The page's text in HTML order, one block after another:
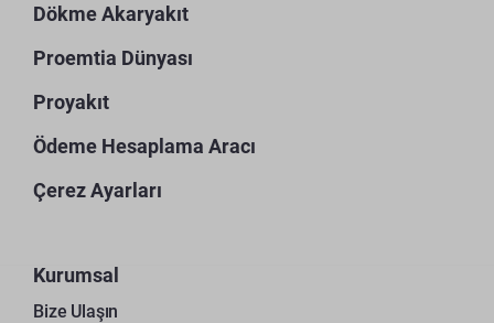
Dökme Akaryakıt
Proemtia Dünyası
Proyakıt
Ödeme Hesaplama Aracı
Çerez Ayarları
Kurumsal
Bize Ulaşın